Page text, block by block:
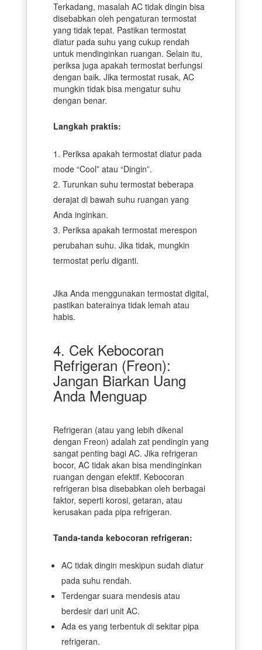
Terkadang, masalah AC tidak dingin bisa
disebabkan oleh pengaturan termostat
yang tidak tepat. Pastikan termostat
diatur pada suhu yang cukup rendah
untuk mendinginkan ruangan. Selain itu,
periksa juga apakah termostat berfungsi
dengan baik. Jika termostat rusak, AC
mungkin tidak bisa mengatur suhu
dengan benar.
Langkah praktis:
Periksa apakah termostat diatur pada
mode “Cool” atau “Dingin”.
Turunkan suhu termostat beberapa
derajat di bawah suhu ruangan yang
Anda inginkan.
Periksa apakah termostat merespon
perubahan suhu. Jika tidak, mungkin
termostat perlu diganti.
Jika Anda menggunakan termostat digital,
pastikan baterainya tidak lemah atau
habis.
4. Cek Kebocoran
Refrigeran (Freon):
Jangan Biarkan Uang
Anda Menguap
Refrigeran (atau yang lebih dikenal
dengan Freon) adalah zat pendingin yang
sangat penting bagi AC. Jika refrigeran
bocor, AC tidak akan bisa mendinginkan
ruangan dengan efektif. Kebocoran
refrigeran bisa disebabkan oleh berbagai
faktor, seperti korosi, getaran, atau
kerusakan pada pipa refrigeran.
Tanda-tanda kebocoran refrigeran:
AC tidak dingin meskipun sudah diatur
pada suhu rendah.
Terdengar suara mendesis atau
berdesir dari unit AC.
Ada es yang terbentuk di sekitar pipa
refrigeran.